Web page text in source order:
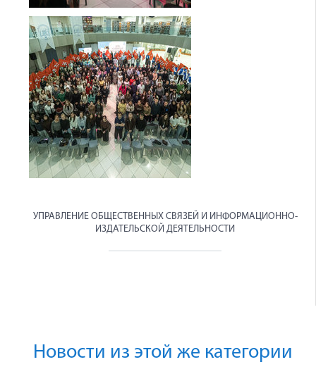
УПРАВЛЕНИЕ ОБЩЕСТВЕННЫХ СВЯЗЕЙ И ИНФОРМАЦИОННО-
ИЗДАТЕЛЬСКОЙ ДЕЯТЕЛЬНОСТИ
Новости из этой же категории